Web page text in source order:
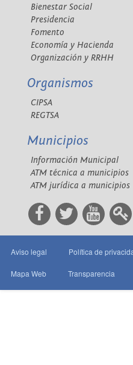
Bienestar Social
Presidencia
Fomento
Economía y Hacienda
Organización y RRHH
Organismos
CIPSA
REGTSA
Municipios
Información Municipal
ATM técnica a municipios
ATM jurídica a municipios
Aviso legal Política de
Mapa Web Transparencia